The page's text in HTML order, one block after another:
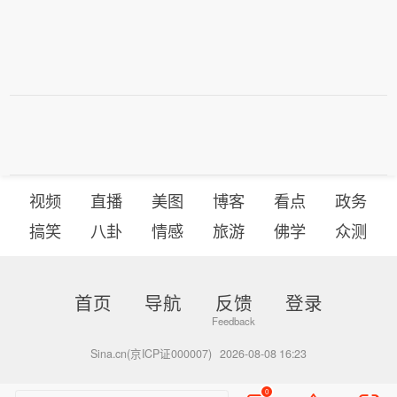
视频 直播 美图 博客 看点
政务
搞笑
八卦 情感 旅游 佛学 众测
首页 导航 反馈 登录
Sina.cn(京ICP证000007) 2026-08-08 16:23
0